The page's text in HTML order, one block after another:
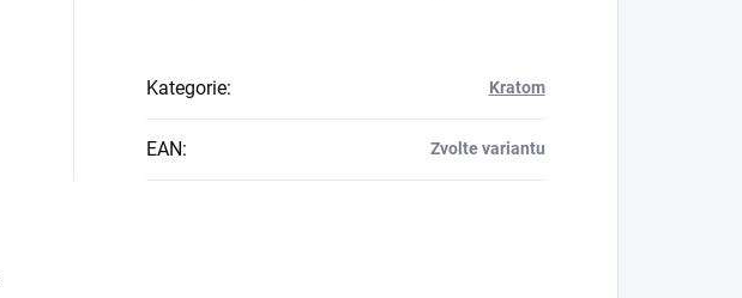
Kategorie: Kratom
EAN: Zvolte variantu